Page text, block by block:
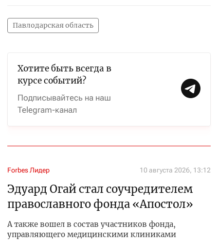
Павлодарская область
Хотите быть всегда в
курсе событий?
Подписывайтесь на наш
Telegram-канал
Forbes Лидер 10 августа 2026, 13:12
Эдуард Огай стал соучредителем
православного фонда «Апостол»
А также вошел в состав участников фонда,
управляющего медицинскими клиниками